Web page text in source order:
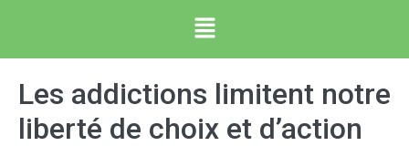
Les addictions limitent notre
liberté de choix et d’action